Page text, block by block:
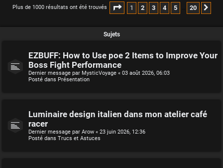
Plus de 1000 résultats ont été trouvés Page 1sur20
1 2 3 4 5 20
Sujets
EZBUFF: How to Use poe 2 Items to Improve Your
Boss Fight Performance
Dernier message par MysticVoyage « 03 août 2026, 06:03
Posté dans Présentation
Luminaire design italien dans mon atelier café
racer
Dernier message par Arow « 23 juin 2026, 12:36
Posté dans Trucs et Astuces